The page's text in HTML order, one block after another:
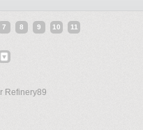
7 8 9 10 11
Refinery89